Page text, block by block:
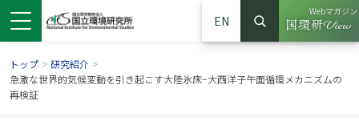
EN
サイト内検索
検索
Webマガジン
（別ウイ
トップ > 研究紹介 >
急激な世界的気候変動を引き起こす大陸氷床−大西洋子午面循環メカニズムの
再検証